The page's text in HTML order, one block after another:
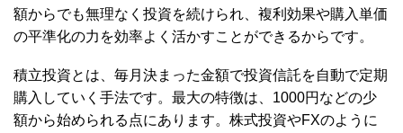
額からでも無理なく投資を続けられ、複利効果や購入単価
の平準化の力を効率よく活かすことができるからです。
積立投資とは、毎月決まった金額で投資信託を自動で定期
購入していく手法です。最大の特徴は、1000円などの少
額から始められる点にあります。株式投資やFXのように